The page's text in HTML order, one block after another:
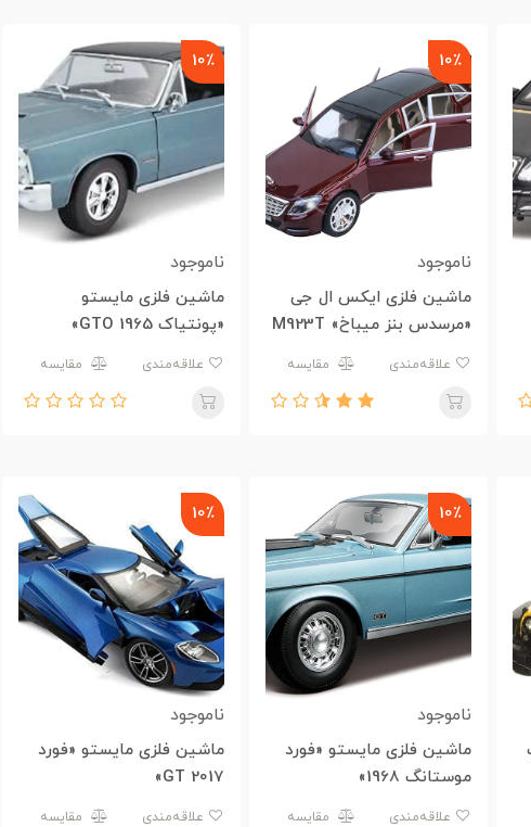
10٪
ناموجود
ماشین فلزی ایکس ال جی
«مرسدس بنز میباخ» M923T
مقایسه
10٪
ناموجود
ماشین فلزی مایستو
«پونتیاک 1965 GTO»
مقایسه
10٪
ناموجود
ماشین فلزی مایستو «فورد
موستانگ 1968»
مقایسه
10٪
ناموجود
ماشین فلزی مایستو «فورد
GT 2017»
مقایسه